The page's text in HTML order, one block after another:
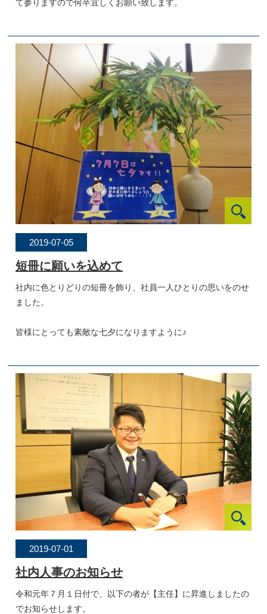
て参りますので何卒宜しくお願い致します。
2019-07-05
短冊に願いを込めて
社内に色とりどりの短冊を飾り、社員一人ひとりの思いをのせ
ました。
皆様にとっても素敵な七夕になりますように♪
2019-07-01
社内人事のお知らせ
令和元年７月１日付で、以下の者が【主任】に昇進しましたの
でお知らせします。